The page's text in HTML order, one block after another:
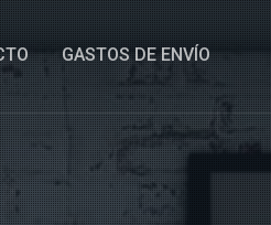
GASTOS DE ENVÍO